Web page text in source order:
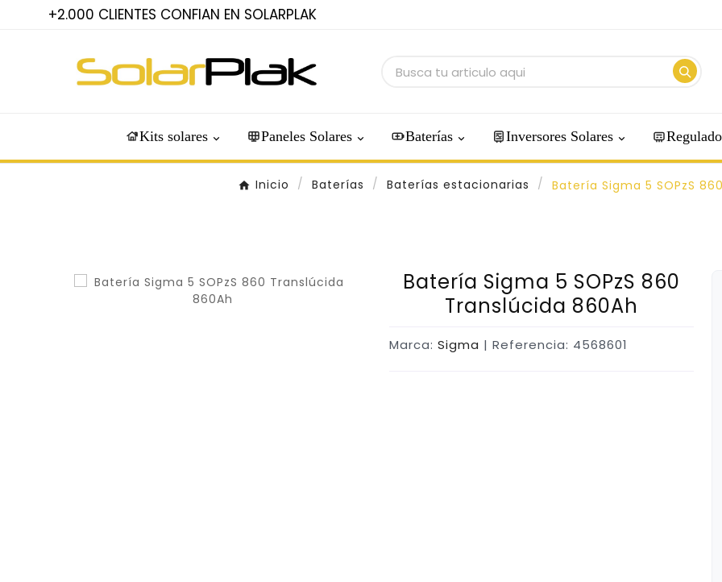
+2.000 CLIENTES CONFIAN EN SOLARPLAK
Kits solares Paneles Solares Baterías Inversores Solares
Inicio Baterías Baterías estacionarias Batería Sigma 5 SOPzS
Batería Sigma 5 SOPzS 860
Translúcida 860Ah
Marca: Sigma | Referencia: 4568601